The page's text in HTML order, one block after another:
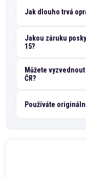
Jak dlouho trvá
Jakou záruku
15?
Můžete
ČR?
Používáte